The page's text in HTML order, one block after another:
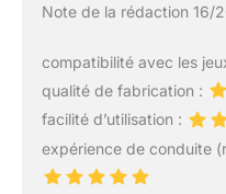
Note de la rédaction 16/
compatibilité avec les
qualité de fabrication :
facilité d’utilisation :
expérience de conduite